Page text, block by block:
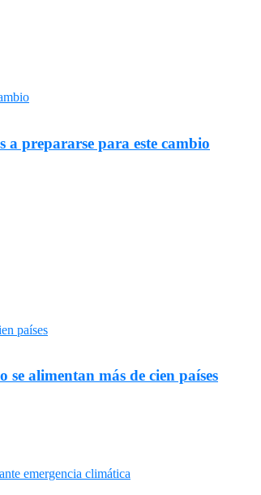
a prepararse para este cambio
alimentan más de cien países